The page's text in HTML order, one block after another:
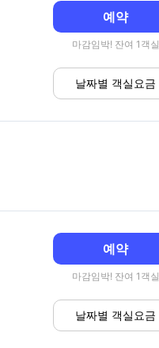
예약
마감임박! 잔여 1객실
날짜별 객실요금
예약
마감임박! 잔여 1객실
날짜별 객실요금